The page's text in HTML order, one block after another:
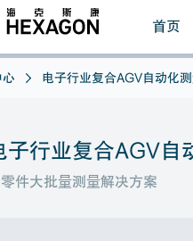
首页
电子行业复合AGV自动化
子行业复合AGV自
件大批量测量解决方案